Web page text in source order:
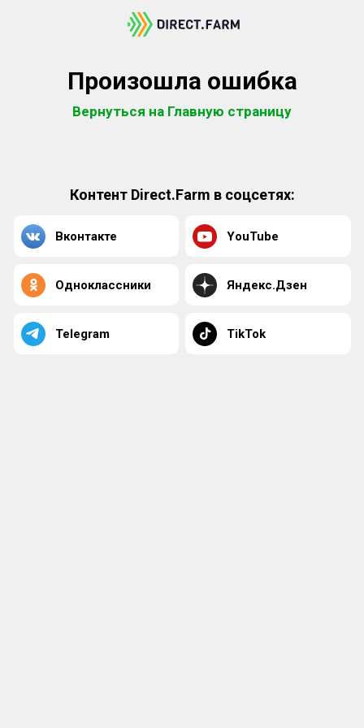
Произошла ошибка
Вернуться на Главную страницу
Контент Direct.Farm в соцсетях:
Вконтакте YouTube
Одноклассники Яндекс.Дзен
Telegram TikTok